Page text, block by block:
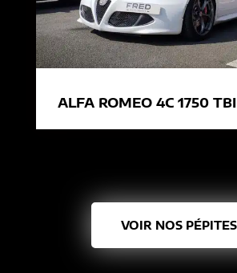
ALFA ROMEO 4C 1750
VOIR NOS PÉPITES